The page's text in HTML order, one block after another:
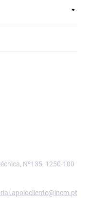
Nº135, 1250-100